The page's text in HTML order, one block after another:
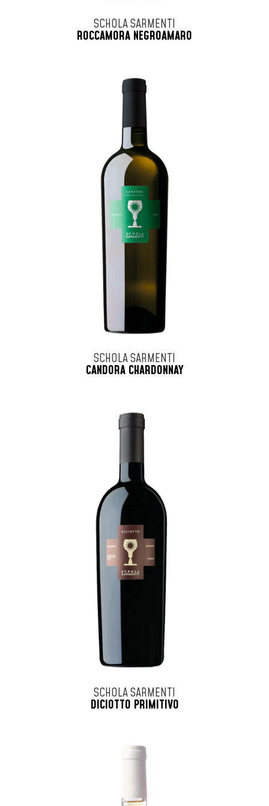
SCHOLA SARMENTI
ROCCAMORA NEGROAMARO
SCHOLA SARMENTI
CANDORA CHARDONNAY
SCHOLA SARMENTI
DICIOTTO PRIMITIVO